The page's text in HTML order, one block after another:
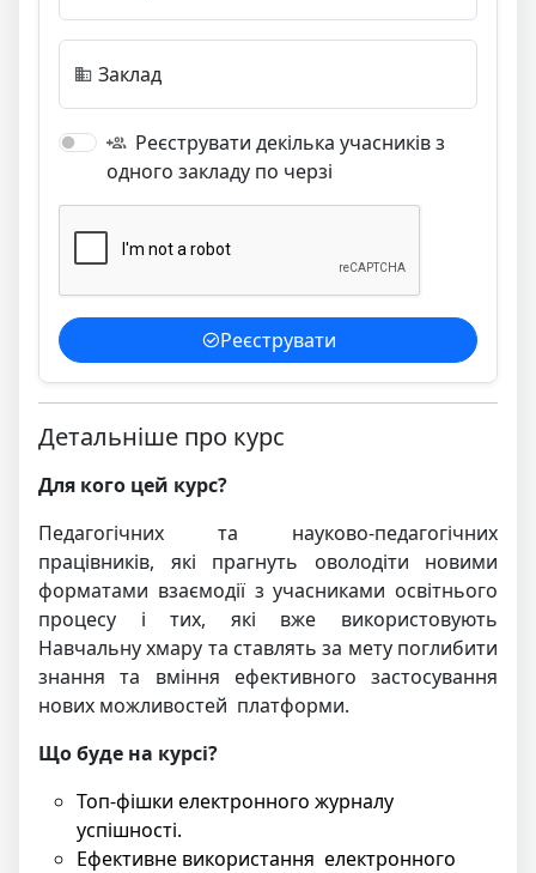
Заклад
Реєструвати декілька учасників з
одного закладу по черзі
Реєструвати
Детальніше про курс
Для кого цей курс?
Педагогічних та науково-педагогічних
працівників, які прагнуть оволодіти новими
форматами взаємодії з учасниками освітнього
процесу і тих, які вже використовують
Навчальну хмару та ставлять за мету поглибити
знання та вміння ефективного застосування
нових можливостей платформи.
Що буде на курсі?
Топ-фішки електронного журналу
успішності.
Ефективне використання електронного